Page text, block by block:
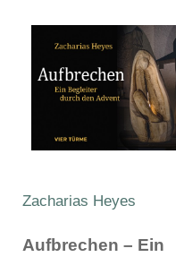
Zacharias Heyes
Aufbrechen – Ein